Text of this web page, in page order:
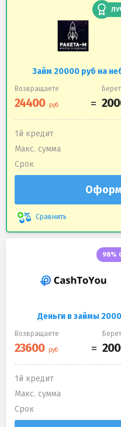
Займ 20000 руб на
Возвращаете
1й кредит
Макс. сумма
Срок
Сравнить
98%
Деньги в займы
Возвращаете
1й кредит
Макс. сумма
Срок